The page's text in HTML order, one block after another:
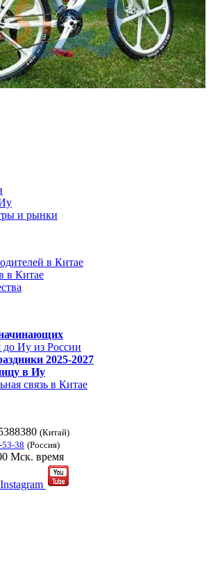
и рынки
в Китае
в Китае
до Иу из России
2025-2027
в Иу
связь в Китае
(Китай)
38 (Россия)
Мск. время